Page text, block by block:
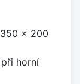
x 200
horní